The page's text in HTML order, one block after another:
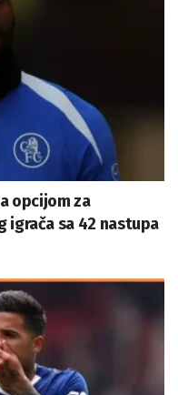
opcijom za
igrača sa 42 nastupa